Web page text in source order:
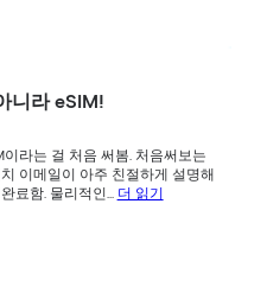
니라 eSIM!
이라는 걸 처음 써봄. 처음써보는
이메일이 아주 친절하게 설명해
료함. 물리적인... 더 읽기